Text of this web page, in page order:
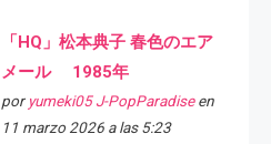
「HQ」松本典子 春色のエア
メール 1985年
por yumeki05 J-PopParadiseen
11 marzo 2026 a las 5:23